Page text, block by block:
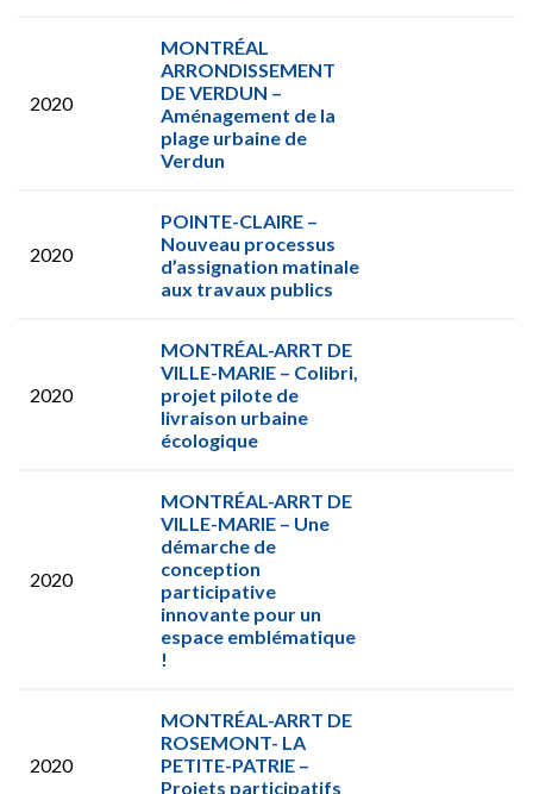
2020
MONTRÉAL
ARRONDISSEMENT
DE VERDUN –
Aménagement de la
plage urbaine de
Verdun
2020
POINTE-CLAIRE –
Nouveau processus
d’assignation matinale
aux travaux publics
2020
MONTRÉAL-ARRT DE
VILLE-MARIE – Colibri,
projet pilote de
livraison urbaine
écologique
2020
MONTRÉAL-ARRT DE
VILLE-MARIE – Une
démarche de
conception
participative
innovante pour un
espace emblématique
!
2020
MONTRÉAL-ARRT DE
ROSEMONT- LA
PETITE-PATRIE –
Projets participatifs